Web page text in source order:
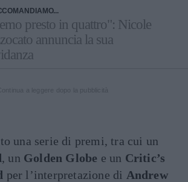
presto in quattro": Nicole
annuncia la sua
una serie di premi, tra cui un
, un Golden Globe e un Critic’s
per l’interpretazione di Andrew